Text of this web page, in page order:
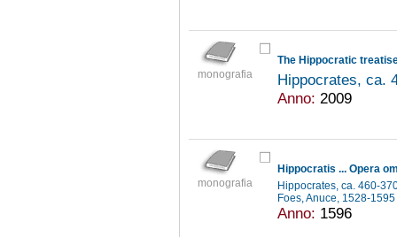
monografia
The Hippocratic
Hippocrates, ca.
Anno: 2009
monografia
Hippocratis ... Opera
Hippocrates, ca. 460-
Foes, Anuce, 1528-1595
Anno: 1596